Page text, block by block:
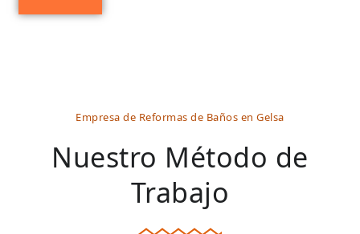
Empresa de Reformas de Baños en Gelsa
Nuestro Método de
Trabajo